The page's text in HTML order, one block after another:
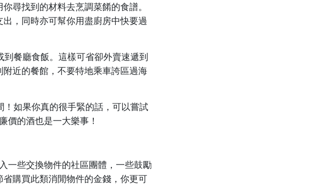
尋找到的材料去烹調菜餚的食譜。
，同時亦可幫你用盡廚房中快要過
餐廳食飯。這樣可省卻外賣速遞到
近的餐館，不要特地乘車誇區過海
如果你真的很手緊的話，可以嘗試
價的酒也是一大樂事！
一些交換物件的社區團體，一些鼓勵
購買此類消閒物件的金錢，你更可